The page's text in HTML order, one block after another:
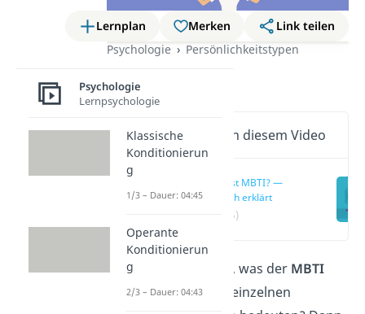
Lernplan Merken
Link teilen
Psychologie
Persönlichkeitstypen
MBTI
Wichtige Inhalte in diesem Video
Was ist MBTI? —
einfach erklärt
(00:15)
Du möchtest wissen, was der MBTI
Testist und was die einzelnen
Psychologie
Lernpsychologie
Klassische
Konditionierun
g
1/3 – Dauer: 04:45
Operante
Konditionierun
g
2/3 – Dauer: 04:43